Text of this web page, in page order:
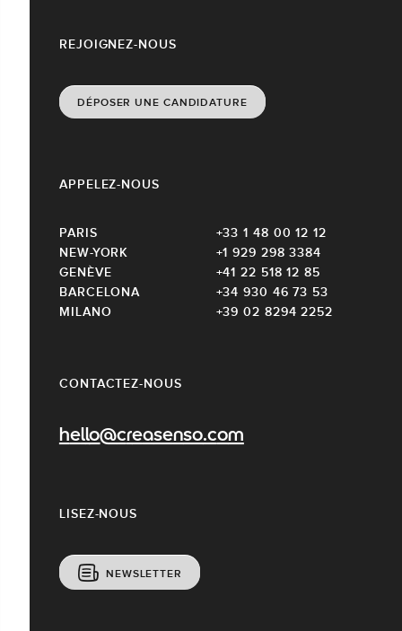
CONTACTEZ-NOUS
hello@creasenso.com
REJOIGNEZ-NOUS
DÉPOSER UNE CANDIDATURE
LISEZ-NOUS
NEWSLETTER
APPELEZ-NOUS
PARIS
+33 1 48 00 12 12
NEW-YORK
+1 929 298 3384
GENÈVE
+41 22 518 12 85
BARCELONA
+34 930 46 73 53
MILANO
+39 02 8294 2252